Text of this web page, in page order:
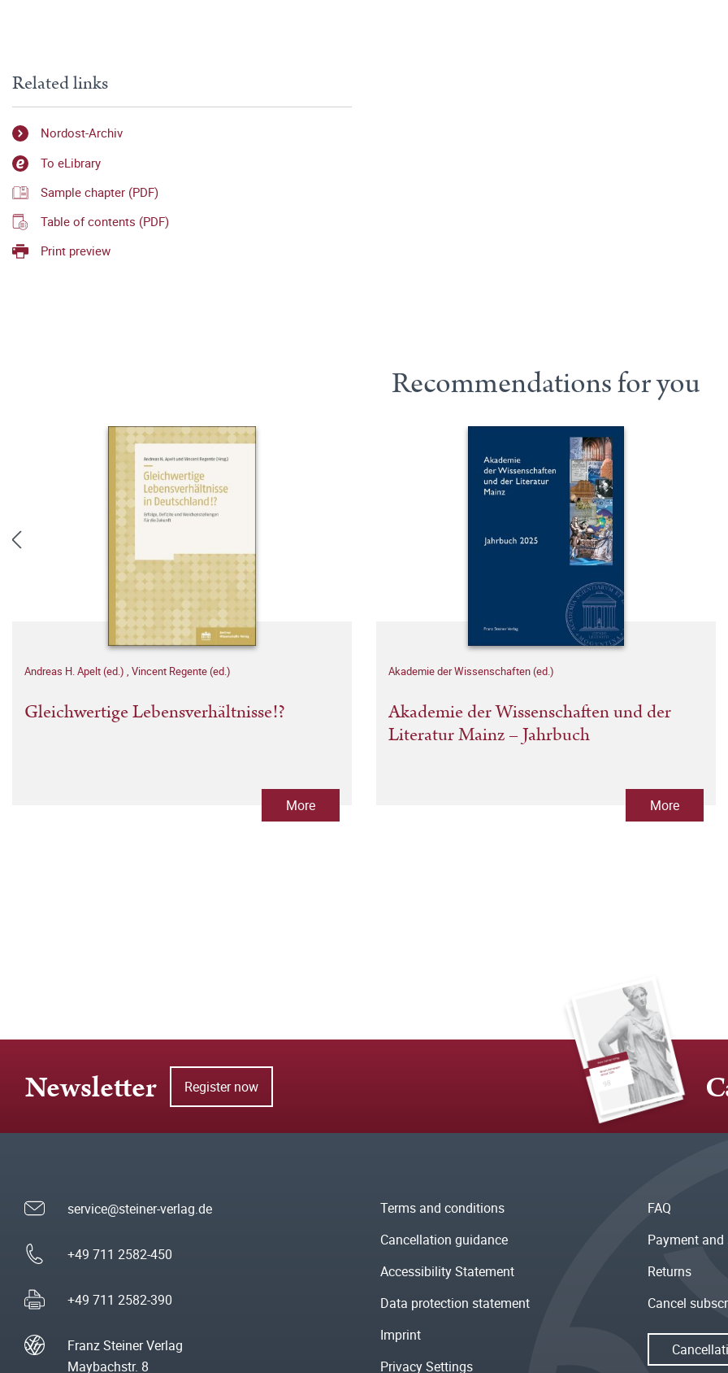
Related links
Nordost-Archiv
To eLibrary
Sample chapter (PDF)
Table of contents (PDF)
Print preview
Recommendations for you
Andreas H. Apelt (ed.) , Vincent Regente (ed.)
Gleichwertige Lebensverhältnisse!?
More
Akademie der Wissenschaften (ed.)
Akademie der Wissenschaften und der
Literatur Mainz – Jahrbuch
More
Newsletter Register now
service@steiner-verlag.de
+49 711 2582-450
+49 711 2582-390
Franz Steiner Verlag
Maybachstr. 8
Terms and conditions
Cancellation guidance
Accessibility Statement
Data protection statement
Imprint
Privacy Settings
FAQ
Payment
Returns
Cancel